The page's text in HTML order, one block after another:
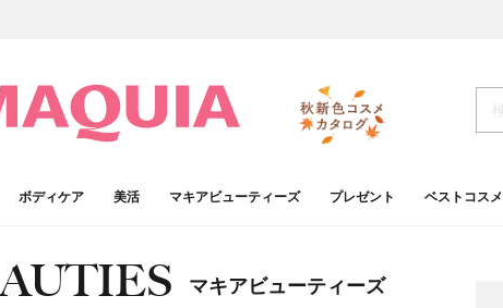
ボディケア 美活 マキアビューティーズ プレゼント ベストコスメ
マキアビューティーズ